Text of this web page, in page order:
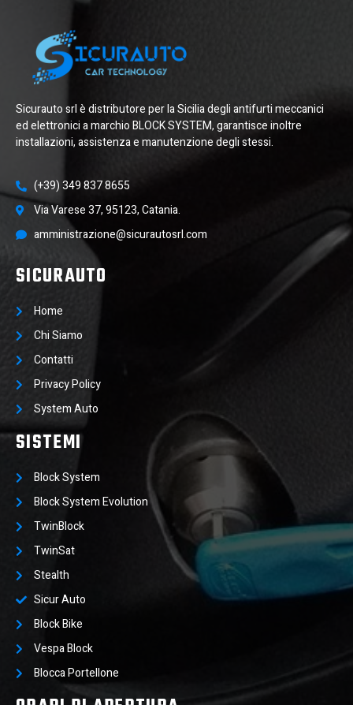
Sicurauto srl è distributore per la Sicilia degli antifurti meccanici
ed elettronici a marchio BLOCK SYSTEM, garantisce inoltre
installazioni, assistenza e manutenzione degli stessi.
(+39) 349 837 8655
Via Varese 37, 95123, Catania.
amministrazione@sicurautosrl.com
SICURAUTO
Home
Chi Siamo
Contatti
Privacy Policy
System Auto
SISTEMI
Block System
Block System Evolution
TwinBlock
TwinSat
Stealth
Sicur Auto
Block Bike
Vespa Block
Blocca Portellone